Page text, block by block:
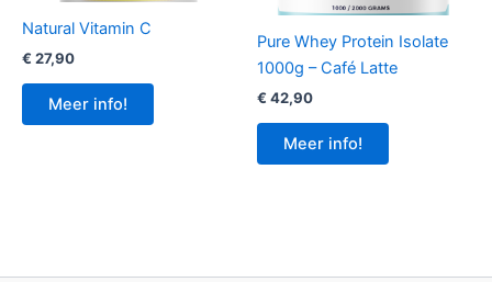
Natural Vitamin C
€ 27,90
Meer info!
Pure Whey Protein Isolate
1000g – Café Latte
€ 42,90
Meer info!